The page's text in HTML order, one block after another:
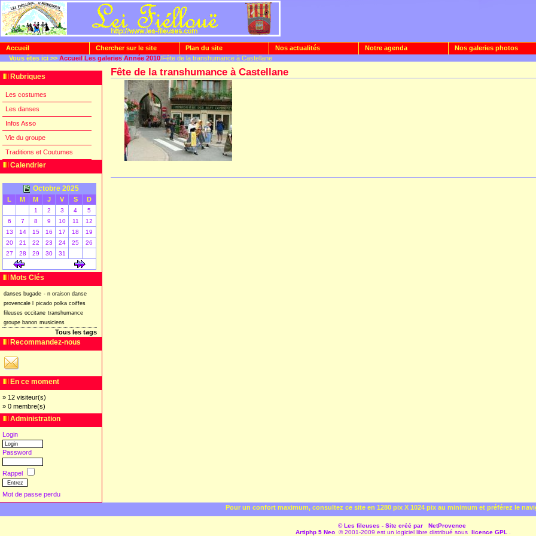
Accueil Chercher sur le site Plan du site Nos actualités Notre agenda Nos galeries photos
Vous êtes ici >> Accueil/Les galeries/Année 2010/Fête de la transhumance à Castellane
Rubriques
Les costumes
Les danses
Infos Asso
Vie du groupe
Traditions et Coutumes
Calendrier
Octobre 2025
L M M J V S D
1 2 3 4
5
6
7 8 9 10 11
12
13
14 15 16 17 18
19
20
21 22 23 24 25
26
27
28 29 30 31
Mots Clés
danses bugade - n oraison danse
provencale
picado polka coiffes
fileuses occitane transhumance
groupe banon musiciens
Tous les tags
Recommandez-nous
En ce moment
» 12 visiteur(s)
» 0 membre(s)
Administration
Login
Password
Rappel
Mot de passe perdu
Fête de la transhumance à Castellane
Pour un confort maximum, consultez ce site en 1280 pix X 1024 pix au minimum et préférez le
© Les fileuses - Site créé par
NetProvence
Artiphp 5 Neo © 2001-2009 est un logiciel libre distribué sous licence GPL